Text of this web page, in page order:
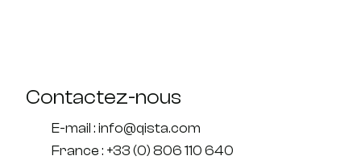
Contactez-nous
E-mail : info@qista.com
France : +33 (0) 806 110 640